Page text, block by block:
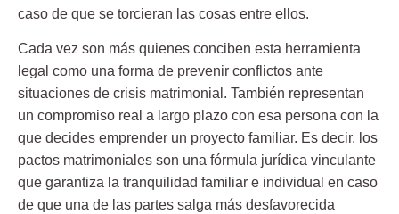
caso de que se torcieran las cosas entre ellos.
Cada vez son más quienes conciben esta herramienta
legal como una forma de prevenir conflictos ante
situaciones de crisis matrimonial. También representan
un compromiso real a largo plazo con esa persona con la
que decides emprender un proyecto familiar. Es decir, los
pactos matrimoniales son una fórmula jurídica vinculante
que garantiza la tranquilidad familiar e individual en caso
de que una de las partes salga más desfavorecida